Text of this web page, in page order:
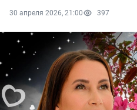
30 апреля 2026, 21:00 397